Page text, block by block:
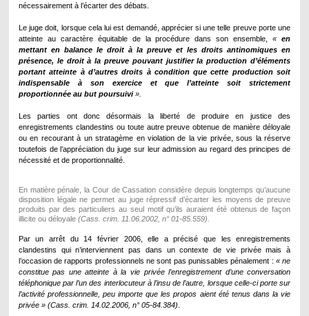
nécessairement à l’écarter des débats.
Le juge doit, lorsque cela lui est demandé, apprécier si une telle preuve porte une
atteinte au caractère équitable de la procédure dans son ensemble,
«en
mettant en balance le droit à la preuve et les droits antinomiques en
présence, le droit à la preuve pouvant justifier la production d’éléments
portant atteinte à d’autres droits à condition que cette production soit
indispensable à son exercice et que l’atteinte soit strictement
proportionnée au but poursuivi».
Les parties ont donc désormais la liberté de produire en justice des
enregistrements clandestins ou toute autre preuve obtenue de manière déloyale
ou en recourant à un stratagème en violation de la vie privée, sous la réserve
toutefois de l’appréciation du juge sur leur admission au regard des principes de
nécessité et de proportionnalité.
En matière pénale, la Cour de Cassation considère depuis longtemps qu’aucune
disposition légale ne permet au juge répressif d’écarter les moyens de preuve
produits par des particuliers au seul motif qu’ils auraient été obtenus de façon
illicite ou déloyale (Cass. crim. 11.06.2002, n° 01-85.559).
Par un arrêt du 14 février 2006, elle a précisé que les enregistrements
clandestins qui n’interviennent pas dans un contexte de vie privée mais à
l’occasion de rapports professionnels ne sont pas punissables pénalement : « ne
constitue pas une atteinte à la vie privée l’enregistrement d’une conversation
téléphonique par l’un des interlocuteur à l’insu de l’autre, lorsque celle-ci porte sur
l’activité professionnelle, peu importe que les propos aient été tenus dans la vie
privée » (Cass. crim. 14.02.2006, n° 05-84.384)